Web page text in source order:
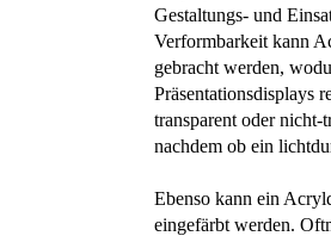
Gestaltungs- und
Verformbarkeit kann
gebracht werden,
Präsentationsdisplays
transparent oder nicht-
nachdem ob ein
Ebenso kann ein
eingefärbt werden.